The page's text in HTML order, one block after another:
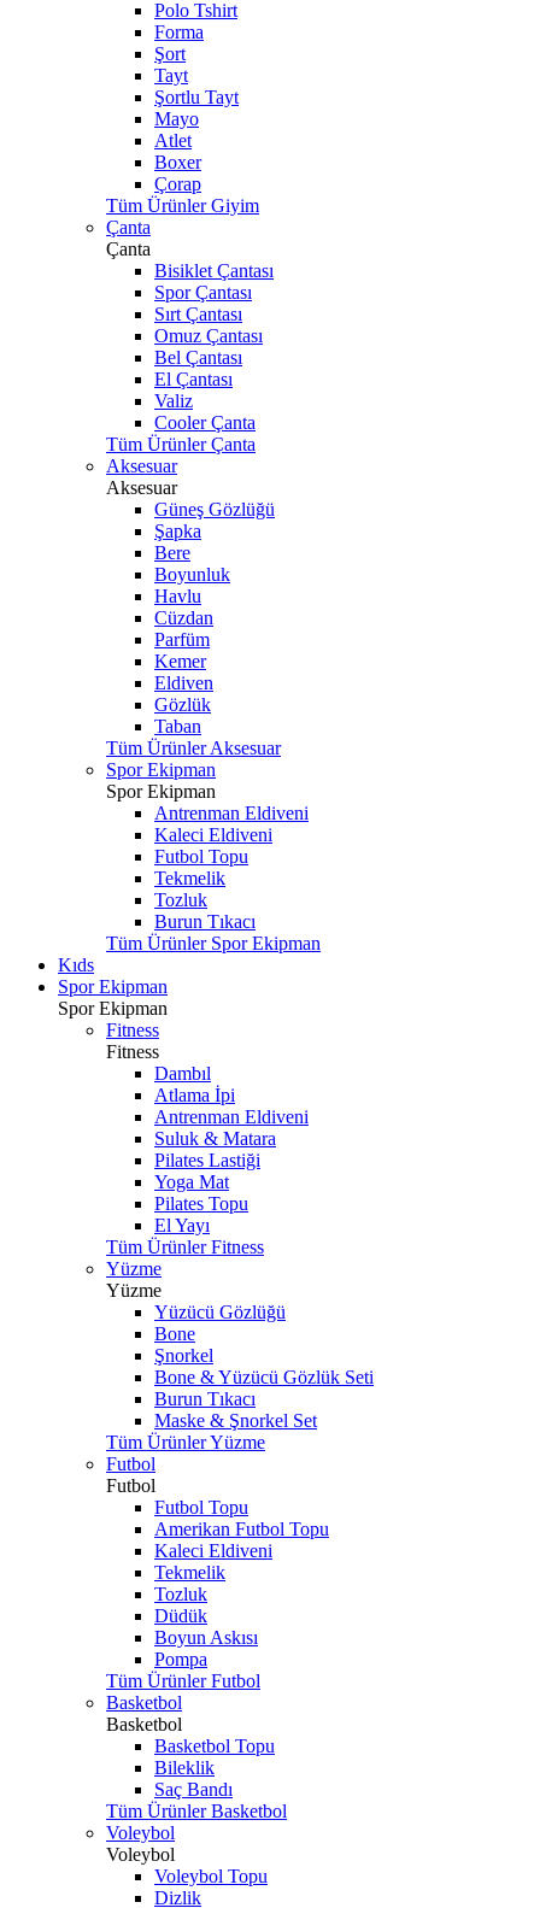
Polo Tshirt
Forma
Şort
Tayt
Şortlu Tayt
Mayo
Atlet
Boxer
Çorap
Tüm Ürünler Giyim
Çanta
Çanta
Bisiklet Çantası
Spor Çantası
Sırt Çantası
Omuz Çantası
Bel Çantası
El Çantası
Valiz
Cooler Çanta
Tüm Ürünler Çanta
Aksesuar
Aksesuar
Güneş Gözlüğü
Şapka
Bere
Boyunluk
Havlu
Cüzdan
Parfüm
Kemer
Eldiven
Gözlük
Taban
Tüm Ürünler Aksesuar
Spor Ekipman
Spor Ekipman
Antrenman Eldiveni
Kaleci Eldiveni
Futbol Topu
Tekmelik
Tozluk
Burun Tıkacı
Tüm Ürünler Spor Ekipman
Kıds
Spor Ekipman
Spor Ekipman
Fitness
Fitness
Dambıl
Atlama İpi
Antrenman Eldiveni
Suluk & Matara
Pilates Lastiği
Yoga Mat
Pilates Topu
El Yayı
Tüm Ürünler Fitness
Yüzme
Yüzme
Yüzücü Gözlüğü
Bone
Şnorkel
Bone & Yüzücü Gözlük Seti
Burun Tıkacı
Maske & Şnorkel Set
Tüm Ürünler Yüzme
Futbol
Futbol
Futbol Topu
Amerikan Futbol Topu
Kaleci Eldiveni
Tekmelik
Tozluk
Düdük
Boyun Askısı
Pompa
Tüm Ürünler Futbol
Basketbol
Basketbol
Basketbol Topu
Bileklik
Saç Bandı
Tüm Ürünler Basketbol
Voleybol
Voleybol
Voleybol Topu
Dizlik